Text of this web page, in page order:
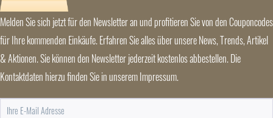
Melden Sie sich jetzt für den Newsletter an und profitieren Sie von den Couponcodes
für Ihre kommenden Einkäufe. Erfahren Sie alles über unsere News, Trends, Artikel
& Aktionen. Sie können den Newsletter jederzeit kostenlos abbestellen. Die
Kontaktdaten hierzu finden Sie in unserem Impressum.